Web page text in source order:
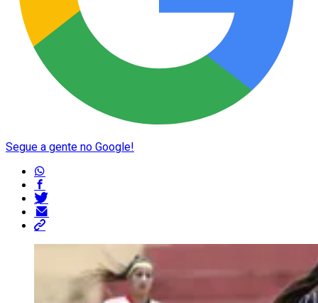
Segue a gente no Google!